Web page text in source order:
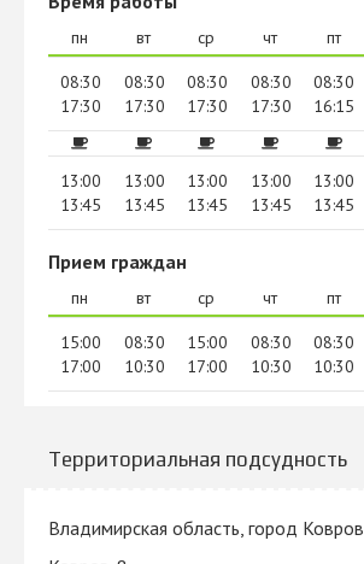
пн
08:30
17:30
13:00
13:45
вт
08:30
17:30
13:00
13:45
ср
08:30
17:30
13:00
13:45
чт
08:30
17:30
13:00
13:45
пт
08:30
16:15
13:00
13:45
Прием граждан
пн
15:00
17:00
вт
08:30
10:30
ср
15:00
17:00
чт
08:30
10:30
пт
08:30
10:30
Территориальная подсудность
Владимирская область, город Ковров